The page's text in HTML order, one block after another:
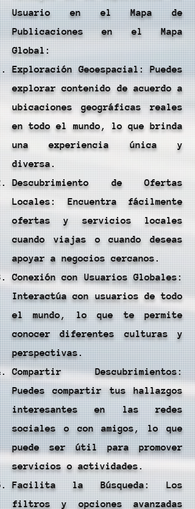
Usuario en el Mapa de
Publicaciones en el Mapa
Global:
Exploración Geoespacial: Puedes
explorar contenido de acuerdo a
ubicaciones geográficas reales
en todo el mundo, lo que brinda
una experiencia única y
diversa.
Descubrimiento de Ofertas
Locales: Encuentra fácilmente
ofertas y servicios locales
cuando viajas o cuando deseas
apoyar a negocios cercanos.
Conexión con Usuarios Globales:
Interactúa con usuarios de todo
el mundo, lo que te permite
conocer diferentes culturas y
perspectivas.
Compartir Descubrimientos:
Puedes compartir tus hallazgos
interesantes en las redes
sociales o con amigos, lo que
puede ser útil para promover
servicios o actividades.
Facilita la Búsqueda: Los
filtros y opciones avanzadas